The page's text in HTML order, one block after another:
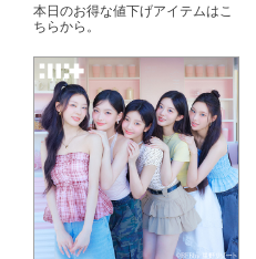
本日のお得な値下げアイテムはこ
ちらから。